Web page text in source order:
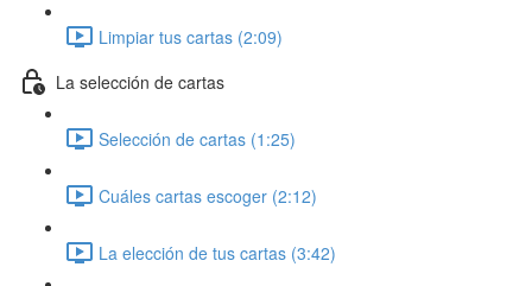
Limpiar tus cartas (2:09)
La selección de cartas
Selección de cartas (1:25)
Cuáles cartas escoger (2:12)
La elección de tus cartas (3:42)